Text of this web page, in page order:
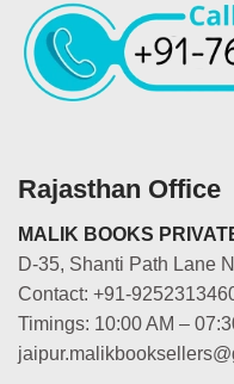
Rajasthan Office
MALIK BOOKS
D-35, Shanti Path Lane
Contact: +91-
Timings: 10:00 AM –